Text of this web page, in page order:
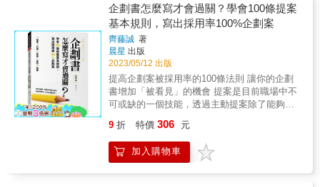
企劃案的8個簡單步驟，學會寫企劃案好簡單
✓14個好用的企劃案格式，就算新手也能快速
上手 ✓激發創意的20個方法，改變大腦思維模
式，開發你的企劃腦 ✓善用企劃高手的5個腦
袋，晉身全方位企劃高手 ✓10個企劃案實例，
不論企劃新手或老手，均可拿來模擬與參考 &
本書特色 & 1.從發想到完成，Step By Step，
只要善用本書，不用老師教，也能打穩寫企劃
案的基本功。 & 2.14種吸睛企劃案格式，讓你
應急時可以偷呷步，就算新手也能快速上手！
際演練，現學現會，馬上得心應手。 & 3.企劃
力並非天生，20種鍛鍊腦力的具體方法，只要
一天學會一個技巧，掙脫腸思枯竭的窘境，讓
企劃書怎麼寫才會過關？學會100條提案
基本規則，寫出採用率100%企劃案
齊藤誠 著
晨星 出版
2023/05/12 出版
提高企劃案被採用率的100條法則 讓你的企劃
書增加「被看見」的機會 提案是目前職場中不
可或缺的一個技能，透過主動提案除了能夠開
訓練職場能力的重要方法之一。但是對從沒寫
過的人來說，往往是難以跨越的一大關卡。 企
劃書要被採用才有價值！但是，怎麼樣才能寫
9 折 特價 306 元
加入購物車